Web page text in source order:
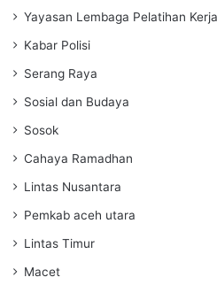
Yayasan Lembaga Pelatihan Kerja
Kabar Polisi
Serang Raya
Sosial dan Budaya
Sosok
Cahaya Ramadhan
Lintas Nusantara
Pemkab aceh utara
Lintas Timur
Macet